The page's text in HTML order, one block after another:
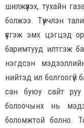
шилжүүлэх, тухайн
болжээ. Түүнчлэн
үүсгэж эмх цэгцэд
баримтууд илтгэж
нэгдсэн
нийтэд ил болгоогүй
сан буюу сайт
болоочынх нь
боломжтой болно.